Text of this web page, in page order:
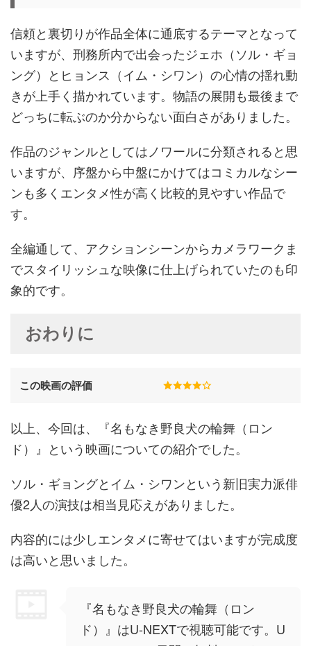
信頼と裏切りが作品全体に通底するテーマとなって
いますが、刑務所内で出会ったジェホ（ソル・ギョ
ング）とヒョンス（イム・シワン）の心情の揺れ動
きが上手く描かれています。物語の展開も最後まで
どっちに転ぶのか分からない面白さがありました。
作品のジャンルとしてはノワールに分類されると思
いますが、序盤から中盤にかけてはコミカルなシー
ンも多くエンタメ性が高く比較的見やすい作品で
す。
全編通して、アクションシーンからカメラワークま
でスタイリッシュな映像に仕上げられていたのも印
象的です。
おわりに
この映画の評価
以上、今回は、『名もなき野良犬の輪舞（ロン
ド）』という映画についての紹介でした。
ソル・ギョングとイム・シワンという新旧実力派俳
優2人の演技は相当見応えがありました。
内容的には少しエンタメに寄せてはいますが完成度
は高いと思いました。
『名もなき野良犬の輪舞（ロン
ド）』はU-NEXTで視聴可能です。U